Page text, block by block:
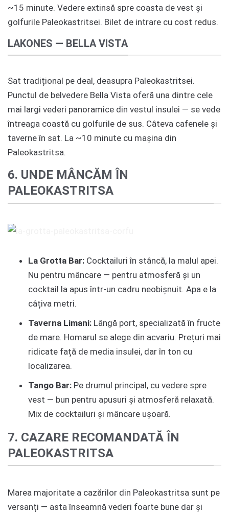
~15 minute. Vedere extinsă spre coasta de vest și
golfurile Paleokastritsei. Bilet de intrare cu cost redus.
LAKONES — BELLA VISTA
Sat tradițional pe deal, deasupra Paleokastritsei.
Punctul de belvedere Bella Vista oferă una dintre cele
mai largi vederi panoramice din vestul insulei — se vede
întreaga coastă cu golfurile de sus. Câteva cafenele și
taverne în sat. La ~10 minute cu mașina din
Paleokastritsa.
6. UNDE MÂNCĂM ÎN
PALEOKASTRITSA
La Grotta Bar: Cocktailuri în stâncă, la malul apei.
Nu pentru mâncare — pentru atmosferă și un
cocktail la apus într-un cadru neobișnuit. Apa e la
câțiva metri.
Taverna Limani: Lângă port, specializată în fructe
de mare. Homarul se alege din acvariu. Prețuri mai
ridicate față de media insulei, dar în ton cu
localizarea.
Tango Bar: Pe drumul principal, cu vedere spre
vest — bun pentru apusuri și atmosferă relaxată.
Mix de cocktailuri și mâncare ușoară.
7. CAZARE RECOMANDATĂ ÎN
PALEOKASTRITSA
Marea majoritate a cazărilor din Paleokastritsa sunt pe
versanți — asta înseamnă vederi foarte bune dar și